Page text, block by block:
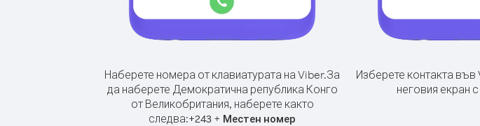
Наберете номера от клавиатурата на Viber.За
да наберете Демократична република Конго
от Великобритания, наберете както
следва:+243 + Местен номер
Изберете контакта
неговия екран